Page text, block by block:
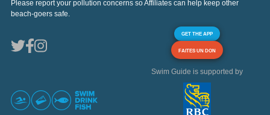
Please report your pollution concerns so Affiliates can help keep other
beach-goers safe.
GET THE APP
FAITES UN DON
Swim Guide is supported by